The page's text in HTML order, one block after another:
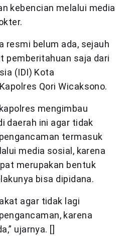
kebencian melalui media
resmi belum ada, sejauh
pemberitahuan saja dari
(IDI) Kota
Qori Wicaksono.
mengimbau
daerah ini agar tidak
termasuk
media sosial, karena
merupakan bentuk
bisa dipidana.
agar tidak lagi
karena
ujarnya. []